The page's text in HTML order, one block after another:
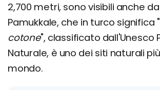
2,700 metri, sono visibili anche
Pamukkale, che in turco significa "
cotone", classificato dall'Unesco
Naturale, è uno dei siti naturali
mondo.